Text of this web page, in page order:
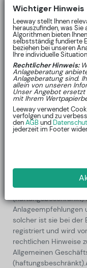
Berlin, und investiert
Allgemein
Die Informationen
Entscheidung bei der
unterstützen und
Wertentwicklung der
Indikation für die
aufgeführten Inhalte
Vollständigkeit,
werden. Die
Anlageempfehlungen
finanzielle Situation
dürfen nur lizensierte
persönlichen
(haftungsbeschränkt)
keinerlei persönliche
Anlageoptimierung.
(haftungsbeschränkt)
Anlageempfehlungen
solcher ist sie bei der
registriert und wird
rechtlichen Hinweise
Allgemeinen
(haftungsbeschränkt).
Wichtiger Hinweis
Leeway stellt Ihnen
herauszufinden, was
Algorithmen bieten
selbstständig fundierte
beziehen bei unseren
Ihre individuelle
Rechtlicher Hinweis:
Anlageberatung
Anlageberatung sind.
allein von unseren
Unser Angebot
mit Ihrem
Leeway verwendet
verfolgen und zu
denAGBund
jederzeit im Footer